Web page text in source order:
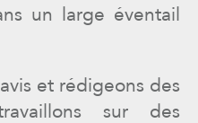
un large éventail
et rédigeons des
sur des